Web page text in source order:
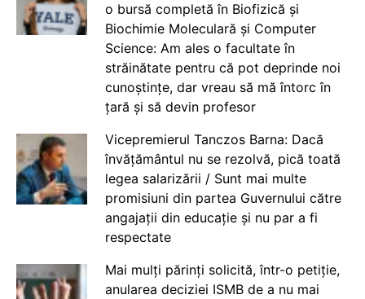
o bursă completă în Biofizică și
Biochimie Moleculară și Computer
Science: Am ales o facultate în
străinătate pentru că pot deprinde noi
cunoștințe, dar vreau să mă întorc în
țară și să devin profesor
Vicepremierul Tanczos Barna: Dacă
învățământul nu se rezolvă, pică toată
legea salarizării / Sunt mai multe
promisiuni din partea Guvernului către
angajații din educație și nu par a fi
respectate
Mai mulți părinți solicită, într-o petiție,
anularea deciziei ISMB de a nu mai